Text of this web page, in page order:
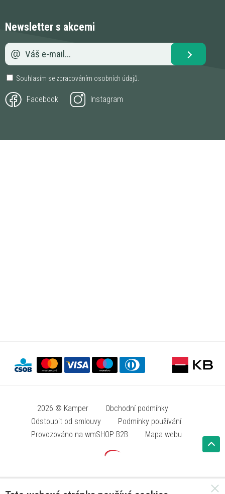
Newsletter s akcemi
Souhlasím se zpracováním osobních údajů
Facebook Instagram
2026 © Kamper
Obchodní podmínky
Odstoupit od smlouvy
Podmínky používání
Provozováno na wmSHOP B2B
Mapa webu